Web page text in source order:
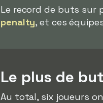
Le record de buts sur
penalty, et ces
Le plus de
Au total, six joueurs